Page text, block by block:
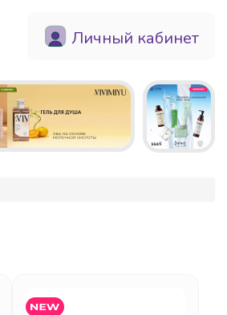
Личный кабинет